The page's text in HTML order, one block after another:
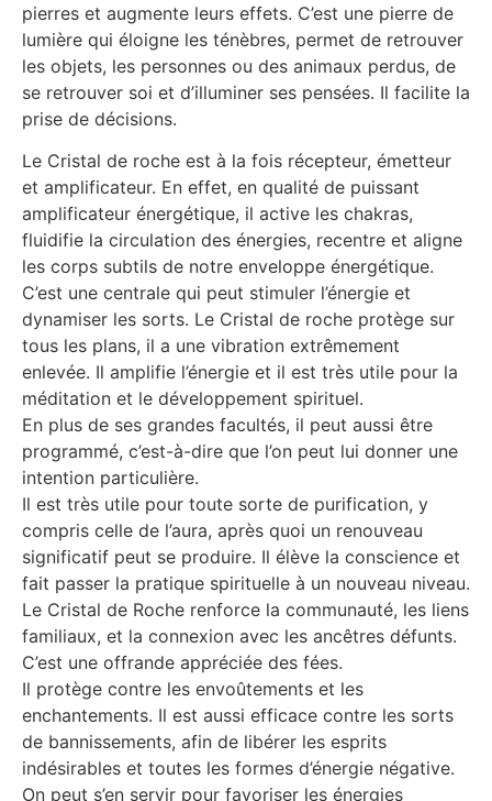
pierres et augmente leurs effets. C’est une pierre de
lumière qui éloigne les ténèbres, permet de retrouver
les objets, les personnes ou des animaux perdus, de
se retrouver soi et d’illuminer ses pensées. Il facilite la
prise de décisions.
Le Cristal de roche est à la fois récepteur, émetteur
et amplificateur. En effet, en qualité de puissant
amplificateur énergétique, il active les chakras,
fluidifie la circulation des énergies, recentre et aligne
les corps subtils de notre enveloppe énergétique.
C’est une centrale qui peut stimuler l’énergie et
dynamiser les sorts. Le Cristal de roche protège sur
tous les plans, il a une vibration extrêmement
enlevée. Il amplifie l’énergie et il est très utile pour la
méditation et le développement spirituel.
En plus de ses grandes facultés, il peut aussi être
programmé, c’est-à-dire que l’on peut lui donner une
intention particulière.
Il est très utile pour toute sorte de purification, y
compris celle de l’aura, après quoi un renouveau
significatif peut se produire. Il élève la conscience et
fait passer la pratique spirituelle à un nouveau niveau.
Le Cristal de Roche renforce la communauté, les liens
familiaux, et la connexion avec les ancêtres défunts.
C’est une offrande appréciée des fées.
Il protège contre les envoûtements et les
enchantements. Il est aussi efficace contre les sorts
de bannissements, afin de libérer les esprits
indésirables et toutes les formes d’énergie négative.
On peut s’en servir pour favoriser les énergies